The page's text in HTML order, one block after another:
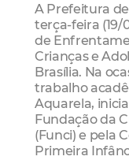
A Prefeitura
terça-feira (19/
de
Crianças e
Brasília. Na
trabalho
Aquarela,
Fundação da
(Funci) e pela
Primeira